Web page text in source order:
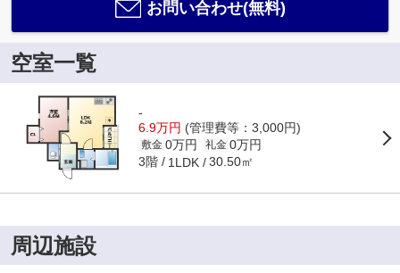
お問い合わせ(無料)
空室一覧
-
6.9万円 (管理費等：3,000円)
敷金 0万円 礼金 0万円
3階 1LDK 30.50㎡
周辺施設